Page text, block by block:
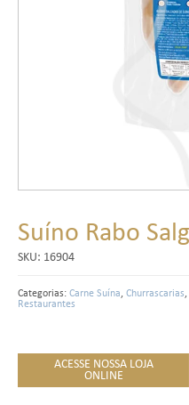
Suíno Rabo
SKU: 16904
Categorias:Carne Suína, Churrascarias,
Restaurantes
ACESSE NOSSA LOJA
ONLINE